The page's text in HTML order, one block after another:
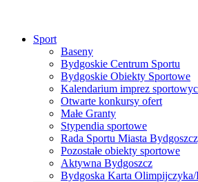
Sport
Baseny
Bydgoskie Centrum Sportu
Bydgoskie Obiekty Sportowe
Kalendarium imprez
Otwarte konkursy ofert
Małe Granty
Stypendia sportowe
Rada Sportu Miasta
Pozostałe obiekty sportowe
Aktywna Bydgoszcz
Bydgoska Karta